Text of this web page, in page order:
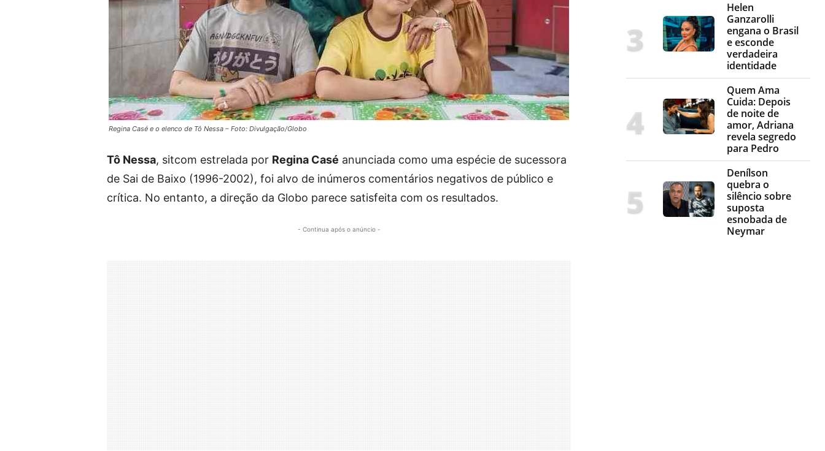
Regina Casé e o elenco de Tô Nessa – Foto: Divulgação/Globo
Tô Nessa, sitcom estrelada por Regina Casé anunciada como uma espécie de sucessora
de Sai de Baixo (1996-2002), foi alvo de inúmeros comentários negativos de público e
crítica. No entanto, a direção da Globo parece satisfeita com os resultados.
- Continua após o anúncio -
Helen
Ganzarolli
engana o Brasil
e esconde
verdadeira
identidade
Quem Ama
Cuida: Depois
de noite de
amor, Adriana
revela segredo
para Pedro
Denílson
quebra o
silêncio sobre
suposta
esnobada de
Neymar